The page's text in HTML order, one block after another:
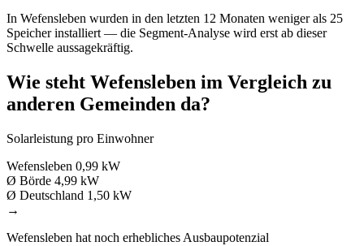
In Wefensleben wurden in den letzten 12 Monaten weniger als 25
Speicher installiert — die Segment-Analyse wird erst ab dieser
Schwelle aussagekräftig.
Wie steht Wefensleben im Vergleich zu
anderen Gemeinden da?
Solarleistung pro Einwohner
Wefensleben 0,99 kW
Ø Börde 4,99 kW
Ø Deutschland 1,50 kW
→
Wefensleben hat noch erhebliches Ausbaupotenzial